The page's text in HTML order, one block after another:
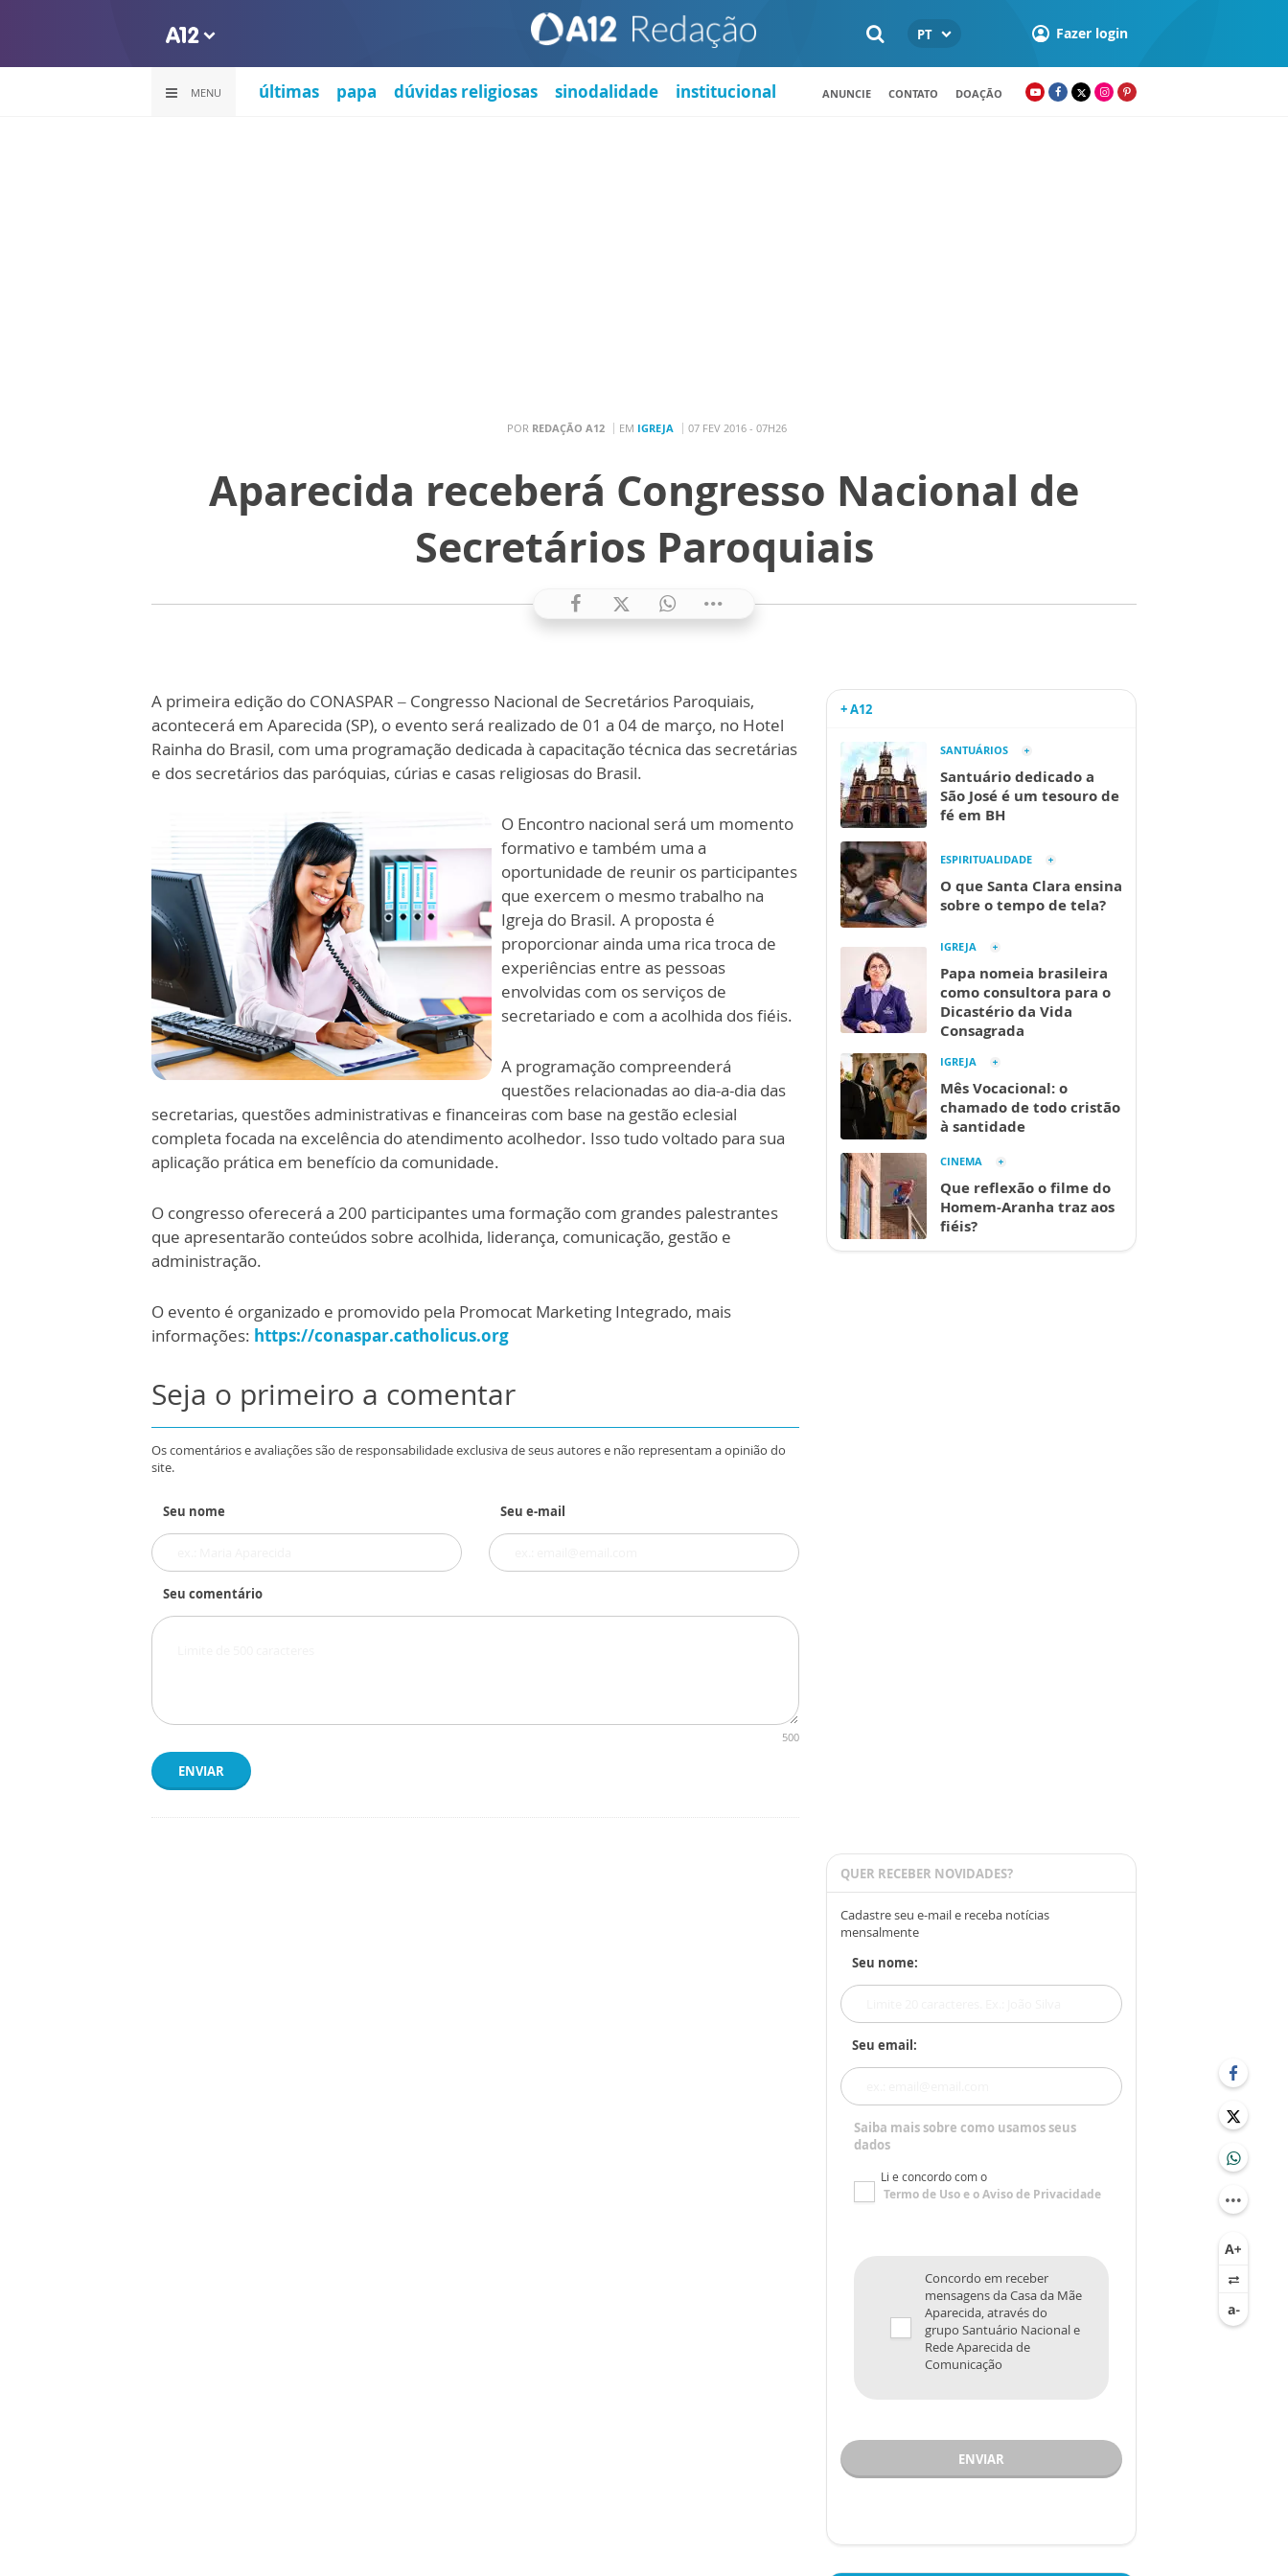
PT Fazer login
MENU últimas papa dúvidas religiosas sinodalidade institucional ANUNCIE CONTATO DOAÇÃO
POR REDAÇÃO A12 EM IGREJA 07 FEV 2016 - 07H26
Aparecida receberá Congresso Nacional de
Secretários Paroquiais
A primeira edição do CONASPAR – Congresso Nacional de Secretários Paroquiais,
acontecerá em Aparecida (SP), o evento será realizado de 01 a 04 de março, no Hotel
Rainha do Brasil, com uma programação dedicada à capacitação técnica das secretárias
e dos secretários das paróquias, cúrias e casas religiosas do Brasil.
O Encontro nacional será um momento
formativo e também uma a
oportunidade de reunir os participantes
que exercem o mesmo trabalho na
Igreja do Brasil. A proposta é
proporcionar ainda uma rica troca de
experiências entre as pessoas
envolvidas com os serviços de
secretariado e com a acolhida dos fiéis.
A programação compreenderá
questões relacionadas ao dia-a-dia das
secretarias, questões administrativas e financeiras com base na gestão eclesial
completa focada na excelência do atendimento acolhedor. Isso tudo voltado para sua
aplicação prática em benefício da comunidade.
O congresso oferecerá a 200 participantes uma formação com grandes palestrantes
que apresentarão conteúdos sobre acolhida, liderança, comunicação, gestão e
administração.
O evento é organizado e promovido pela Promocat Marketing Integrado, mais
informações: https://conaspar.catholicus.org
Seja o primeiro a comentar
Os comentários e avaliações são de responsabilidade exclusiva de seus autores e não representam a opinião do
site.
Seu nome Seu e-mail
Seu comentário
500
ENVIAR
+ A12
SANTUÁRIOS
Santuário dedicado a
São José é um tesouro de
fé em BH
ESPIRITUALIDADE
O que Santa Clara ensina
sobre o tempo de tela?
IGREJA
Papa nomeia brasileira
como consultora para o
Dicastério da Vida
Consagrada
IGREJA
Mês Vocacional: o
chamado de todo cristão
à santidade
CINEMA
Que reflexão o filme do
Homem-Aranha traz aos
fiéis?
QUER RECEBER NOVIDADES?
Cadastre seu e-mail e receba notícias
mensalmente
Seu nome:
Seu email:
Saiba mais sobre como usamos seus
dados
Li e concordo com o
Termo de Usoe oAviso de Privacidade
Concordo em receber
mensagens da Casa da Mãe
Aparecida, através do
grupo Santuário Nacional e
Rede Aparecida de
Comunicação
ENVIAR